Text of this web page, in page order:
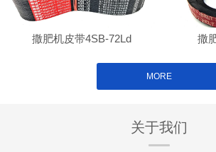
撒肥机皮带4SB-72Ld 撒
MORE
关于我们